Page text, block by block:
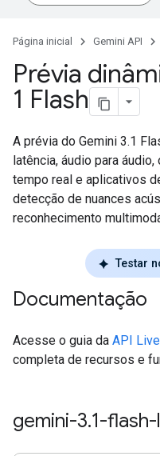
Página inicial Gemini API
Prévia
1 Flash
A prévia do Gemini 3.1
latência, áudio para
tempo real e aplicativos
detecção de nuances
reconhecimento
Testar
Documentação
Acesse o guia da API Live
completa de recursos e
gemini-3.1-